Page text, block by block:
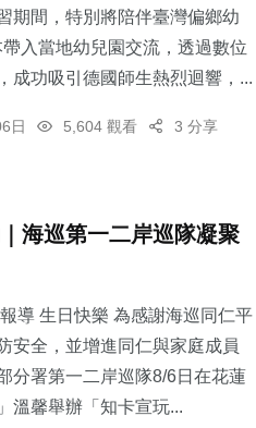
期間，特別將陪伴臺灣偏鄉幼
入當地幼兒園交流，透過數位
成功吸引德國師生熱烈迴響，...
日 5,604 觀看 3 分享
海巡第一二岸巡隊凝聚
導 生日快樂 為感謝海巡同仁平
安全，並增進同仁與家庭成員
分署第一二岸巡隊8/6日在花蓮
溫馨舉辦「知卡宣玩...